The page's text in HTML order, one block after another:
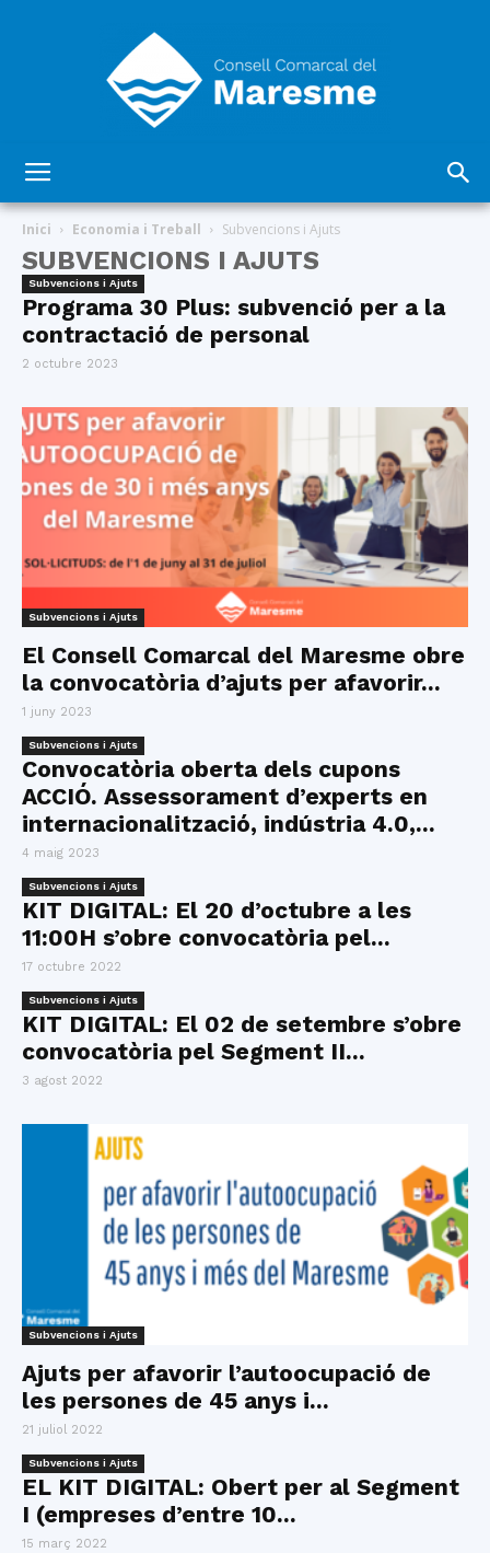
Maresme
Inici Economia i Treball Subvencions i Ajuts
SUBVENCIONS I AJUTS
Subvencions i Ajuts
Programa 30 Plus: subvenció per a la
contractació de personal
2 octubre 2023
Subvencions i Ajuts
El Consell Comarcal del Maresme obre
la convocatòria d’ajuts per afavorir...
1 juny 2023
Subvencions i Ajuts
Convocatòria oberta dels cupons
ACCIÓ. Assessorament d’experts en
internacionalització, indústria 4.0,...
4 maig 2023
Subvencions i Ajuts
KIT DIGITAL: El 20 d’octubre a les
11:00H s’obre convocatòria pel...
17 octubre 2022
Subvencions i Ajuts
KIT DIGITAL: El 02 de setembre s’obre
convocatòria pel Segment II...
3 agost 2022
Subvencions i Ajuts
Ajuts per afavorir l’autoocupació de
les persones de 45 anys i...
21 juliol 2022
Subvencions i Ajuts
EL KIT DIGITAL: Obert per al Segment
I (empreses d’entre 10...
15 març 2022